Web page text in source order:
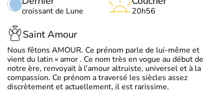
croissant de Lune 20h56
Saint Amour
Nous fêtons AMOUR. Ce prénom parle de lui-même et
vient du latin « amor . Ce nom très en vogue au début de
notre ère, renvoyait à l’amour altruiste, universel et à la
compassion. Ce prénom a traversé les siècles assez
discrètement et actuellement, il est rarissime.